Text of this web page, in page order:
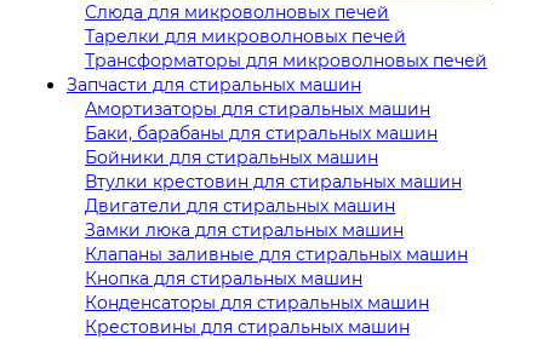
Слюда для микроволновых печей
Тарелки для микроволновых печей
Трансформаторы для микроволновых печей
Запчасти для стиральных машин
Амортизаторы для стиральных машин
Баки, барабаны для стиральных машин
Бойники для стиральных машин
Втулки крестовин для стиральных машин
Двигатели для стиральных машин
Замки люка для стиральных машин
Клапаны заливные для стиральных машин
Кнопка для стиральных машин
Конденсаторы для стиральных машин
Крестовины для стиральных машин